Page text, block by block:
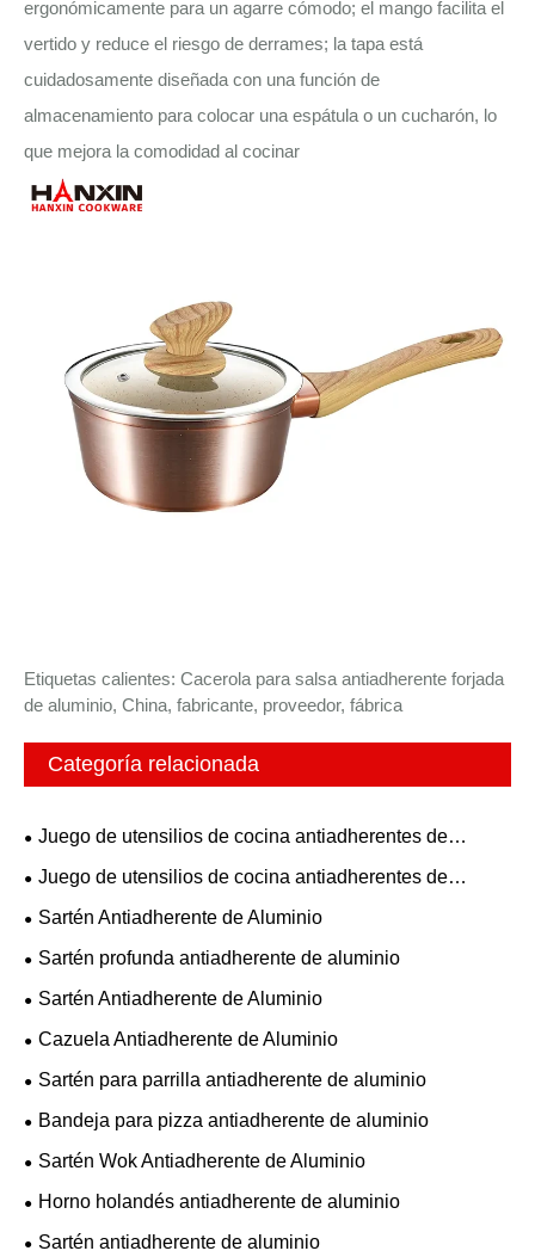
ergonómicamente para un agarre cómodo; el mango facilita el
vertido y reduce el riesgo de derrames; la tapa está
cuidadosamente diseñada con una función de
almacenamiento para colocar una espátula o un cucharón, lo
que mejora la comodidad al cocinar
Etiquetas calientes: Cacerola para salsa antiadherente forjada
de aluminio, China, fabricante, proveedor, fábrica
Categoría relacionada
Juego de utensilios de cocina antiadherentes de
aluminio
Juego de utensilios de cocina antiadherentes de
aluminio
Sartén Antiadherente de Aluminio
Sartén profunda antiadherente de aluminio
Sartén Antiadherente de Aluminio
Cazuela Antiadherente de Aluminio
Sartén para parrilla antiadherente de aluminio
Bandeja para pizza antiadherente de aluminio
Sartén Wok Antiadherente de Aluminio
Horno holandés antiadherente de aluminio
Sartén antiadherente de aluminio